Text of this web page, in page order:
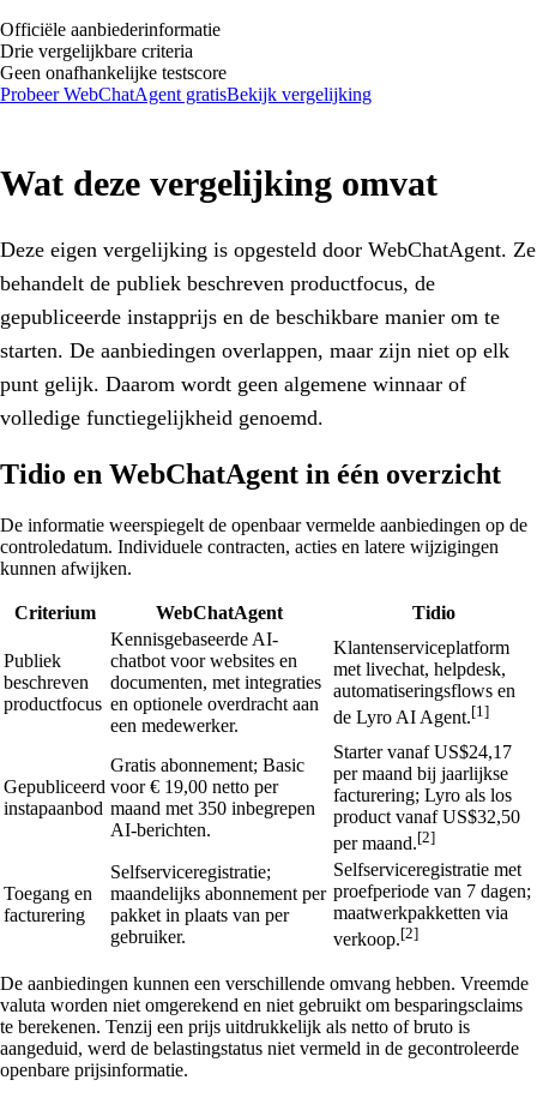
Officiële aanbiederinformatie
Drie vergelijkbare criteria
Geen onafhankelijke testscore
Probeer WebChatAgent gratisBekijk vergelijking
Wat deze vergelijking omvat
Deze eigen vergelijking is opgesteld door WebChatAgent. Ze
behandelt de publiek beschreven productfocus, de
gepubliceerde instapprijs en de beschikbare manier om te
starten. De aanbiedingen overlappen, maar zijn niet op elk
punt gelijk. Daarom wordt geen algemene winnaar of
volledige functiegelijkheid genoemd.
Tidio en WebChatAgent in één overzicht
De informatie weerspiegelt de openbaar vermelde aanbiedingen op de
controledatum. Individuele contracten, acties en latere wijzigingen
kunnen afwijken.
Criterium WebChatAgent Tidio
Publiek
beschreven
productfocus
Kennisgebaseerde AI-
chatbot voor websites en
documenten, met integraties
en optionele overdracht aan
een medewerker.
Klantenserviceplatform
met livechat, helpdesk,
automatiseringsflows en
de Lyro AI Agent.[1]
Gepubliceerd
instapaanbod
Gratis abonnement; Basic
voor € 19,00 netto per
maand met 350 inbegrepen
AI-berichten.
Starter vanaf US$24,17
per maand bij jaarlijkse
facturering; Lyro als los
product vanaf US$32,50
per maand.[2]
Toegang en
facturering
Selfserviceregistratie;
maandelijks abonnement per
pakket in plaats van per
gebruiker.
Selfserviceregistratie met
proefperiode van 7 dagen;
maatwerkpakketten via
verkoop.[2]
De aanbiedingen kunnen een verschillende omvang hebben. Vreemde
valuta worden niet omgerekend en niet gebruikt om besparingsclaims
te berekenen. Tenzij een prijs uitdrukkelijk als netto of bruto is
aangeduid, werd de belastingstatus niet vermeld in de gecontroleerde
openbare prijsinformatie.